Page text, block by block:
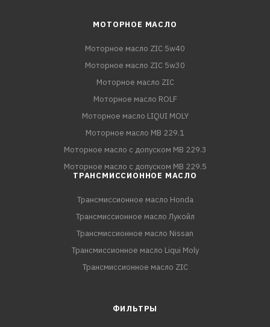
МОТОРНОЕ МАСЛО
Моторное масло ZIC 5w40
Моторное масло ZIC 5w30
Моторное масло ZIC
Моторное масло ROLF
Моторное масло LIQUI MOLY
Моторное масло MB 229.1
Моторное масло с допуском MB 229.3
Моторное масло с допуском MB 229.5
ТРАНСМИССИОННОЕ МАСЛО
Трансмиссионное масло Honda
Трансмиссионное масло Лукойл
Трансмиссионное масло Nissan
Трансмиссионное масло Liqui Moly
Трансмиссионное масло ZIC
ФИЛЬТРЫ